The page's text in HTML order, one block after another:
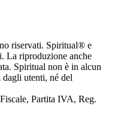
riservati. Spiritual® e
La riproduzione anche
Spiritual non è in alcun
dagli utenti, né del
Partita IVA, Reg.